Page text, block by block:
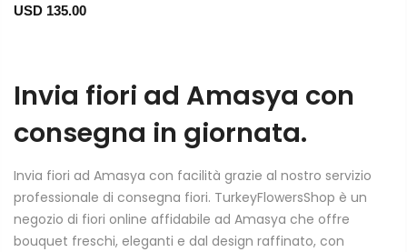
USD 135.00
Invia fiori ad Amasya con
consegna in giornata.
Invia fiori ad Amasya con facilità grazie al nostro servizio
professionale di consegna fiori. TurkeyFlowersShop è un
negozio di fiori online affidabile ad Amasya che offre
bouquet freschi, eleganti e dal design raffinato, con